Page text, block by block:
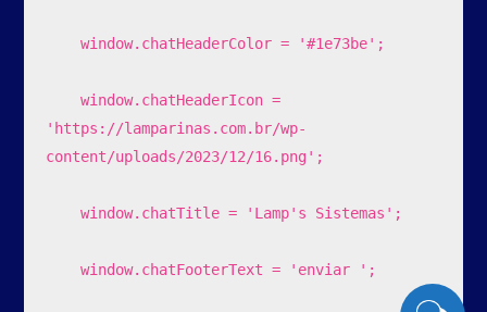
    window.chatHeaderColor = '#1e73be';
    window.chatHeaderIcon =
'https://lamparinas.com.br/wp-
content/uploads/2023/12/16.png';
    window.chatTitle = 'Lamp's Sistemas';
    window.chatFooterText = 'enviar ';